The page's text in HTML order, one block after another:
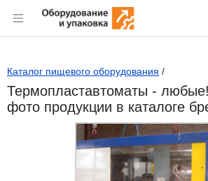
Раздел навигации по
Каталог пищевого оборудования /
Термопластавтоматы -
фото продукции в каталоге